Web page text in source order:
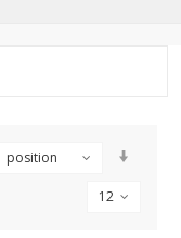
position
12